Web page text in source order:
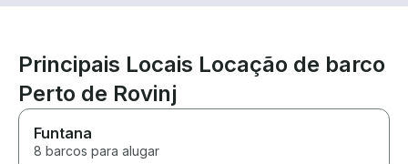
Principais Locais Locação de barco
Perto de Rovinj
Funtana
8 barcos para alugar